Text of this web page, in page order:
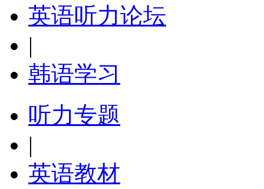
英语听力论坛
|
韩语学习
听力专题
|
英语教材